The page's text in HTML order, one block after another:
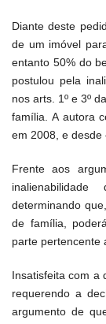
Diante deste
de um imóvel
entanto 50% do
postulou pela
nos arts. 1º e 3º
família. A autora
em 2008, e desde
Frente aos
determinando
de família,
parte pertencente
Insatisfeita com a
requerendo a
argumento de